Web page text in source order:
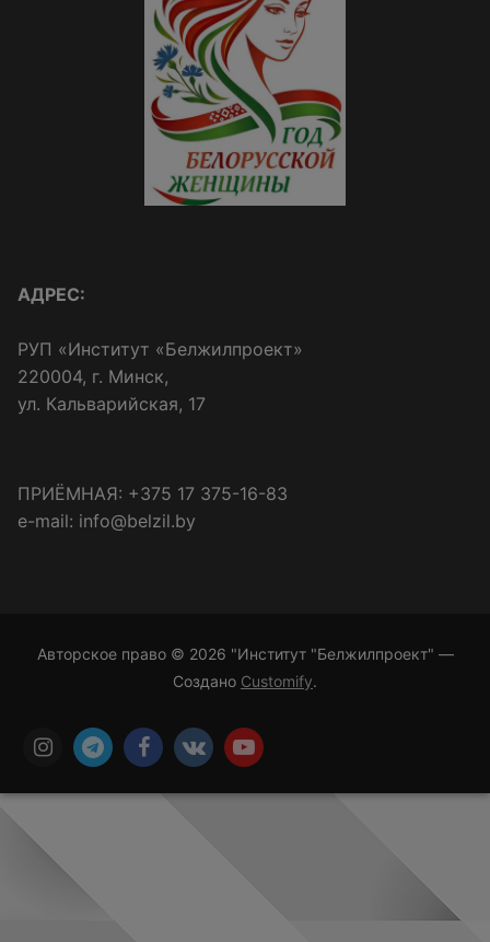
АДРЕС:
РУП «Институт «Белжилпроект»
220004, г. Минск,
ул. Кальварийская, 17
ПРИЁМНАЯ: +375 17 375-16-83
e-mail: info@belzil.by
Авторское право © 2026 "Институт "Белжилпроект" —
Создано Customify.